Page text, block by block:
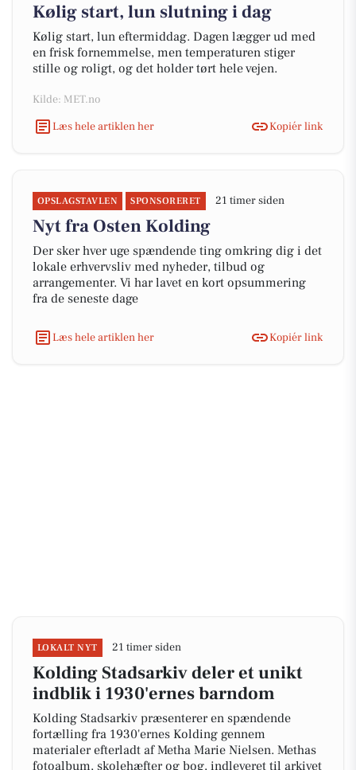
Kølig start, lun slutning i dag
Kølig start, lun eftermiddag. Dagen lægger ud med
en frisk fornemmelse, men temperaturen stiger
stille og roligt, og det holder tørt hele vejen.
Kilde: MET.no
Læs hele artiklen her
Kopiér link
OPSLAGSTAVLEN SPONSORERET 21 timer siden
Nyt fra Osten Kolding
Der sker hver uge spændende ting omkring dig i det
lokale erhvervsliv med nyheder, tilbud og
arrangementer. Vi har lavet en kort opsummering
fra de seneste dage
Læs hele artiklen her Kopiér link
LOKALT NYT 21 timer siden
Kolding Stadsarkiv deler et unikt
indblik i 1930'ernes barndom
Kolding Stadsarkiv præsenterer en spændende
fortælling fra 1930'ernes Kolding gennem
materialer efterladt af Metha Marie Nielsen. Methas
fotoalbum, skolehæfter og bog, indleveret til arkivet